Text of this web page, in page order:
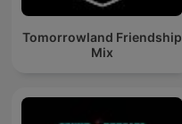
Tomorrowland Friendship
Mix